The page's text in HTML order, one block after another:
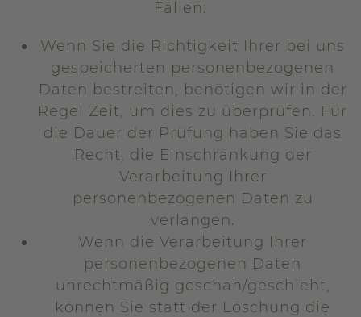
Fällen:
Wenn Sie die Richtigkeit Ihrer bei uns
gespeicherten personenbezogenen
Daten bestreiten, benötigen wir in der
Regel Zeit, um dies zu überprüfen. Für
die Dauer der Prüfung haben Sie das
Recht, die Einschränkung der
Verarbeitung Ihrer
personenbezogenen Daten zu
verlangen.
Wenn die Verarbeitung Ihrer
personenbezogenen Daten
unrechtmäßig geschah/geschieht,
können Sie statt der Löschung die